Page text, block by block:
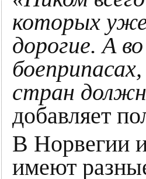
которых
дорогие. А
стран
добавляет
В Норвегии
имеют